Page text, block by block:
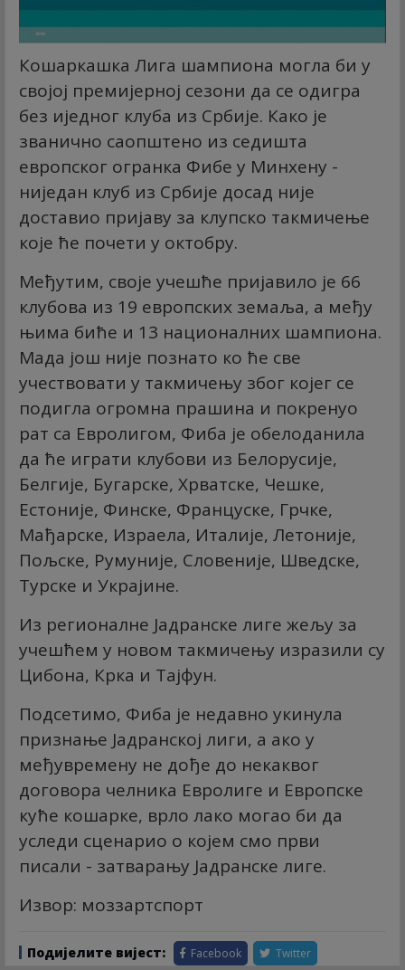
Кошаркашка Лига шампиона могла би у
својој премијерној сезони да се одигра
без иједног клуба из Србије. Како је
званично саопштено из седишта
европског огранка Фибе у Минхену -
ниједан клуб из Србије досад није
доставио пријаву за клупско такмичење
које ће почети у октобру.
Међутим, своје учешће пријавило је 66
клубова из 19 европских земаља, а међу
њима биће и 13 националних шампиона.
Мада још није познато ко ће све
учествовати у такмичењу због којег се
подигла огромна прашина и покренуо
рат са Евролигом, Фиба је обелоданила
да ће играти клубови из Белорусије,
Белгије, Бугарске, Хрватске, Чешке,
Естоније, Финске, Француске, Грчке,
Мађарске, Израела, Италије, Летоније,
Пољске, Румуније, Словеније, Шведске,
Турске и Украјине.
Из регионалне Јадранске лиге жељу за
учешћем у новом такмичењу изразили су
Цибона, Крка и Тајфун.
Подсетимо, Фиба је недавно укинула
признање Јадранској лиги, а ако у
међувремену не дође до некаквог
договора челника Евролиге и Европске
куће кошарке, врло лако могао би да
уследи сценарио о којем смо први
писали - затварању Јадранске лиге.
Извор: моззартспорт
Подијелите вијест: Facebook Twitter